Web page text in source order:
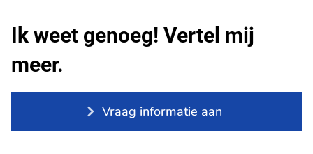
Ik weet genoeg! Vertel mij
meer.
Vraag informatie aan